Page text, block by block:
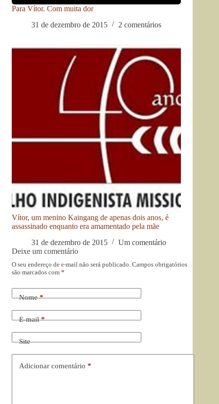
Para Vítor. Com muita dor
31 de dezembro de 2015
2 comentários
Vítor, um menino Kaingang de apenas dois anos, é
assassinado enquanto era amamentado pela mãe
31 de dezembro de 2015
Um comentário
Deixe um comentário
O seu endereço de e-mail não será publicado. Campos obrigatórios
são marcados com *
Nome*
E-mail*
Site
Adicionar comentário *